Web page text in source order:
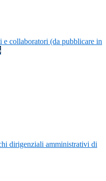
e collaboratori (da pubblicare in
dirigenziali amministrativi di